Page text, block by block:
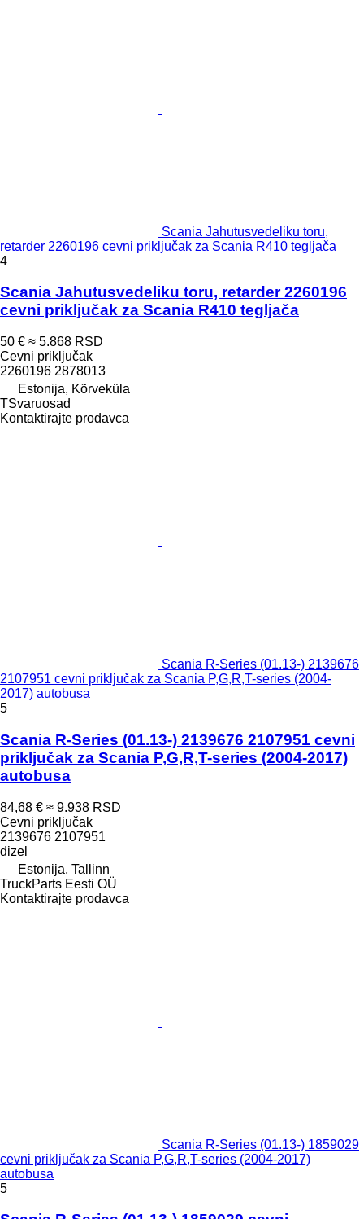
Scania Jahutusvedeliku toru,
retarder 2260196 cevni priključak za Scania R410 tegljača
4
Scania Jahutusvedeliku toru, retarder 2260196
cevni priključak za Scania R410 tegljača
50 € ≈ 5.868 RSD
Cevni priključak
2260196 2878013
Estonija, Kõrveküla
TSvaruosad
Kontaktirajte prodavca
Scania R-Series (01.13-) 2139676
2107951 cevni priključak za Scania P,G,R,T-series (2004-
2017) autobusa
5
Scania R-Series (01.13-) 2139676 2107951 cevni
priključak za Scania P,G,R,T-series (2004-2017)
autobusa
84,68 € ≈ 9.938 RSD
Cevni priključak
2139676 2107951
dizel
Estonija, Tallinn
TruckParts Eesti OÜ
Kontaktirajte prodavca
Scania R-Series (01.13-) 1859029
cevni priključak za Scania P,G,R,T-series (2004-2017)
autobusa
5